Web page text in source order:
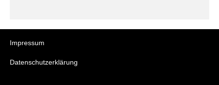
Impressum
Datenschutzerklärung